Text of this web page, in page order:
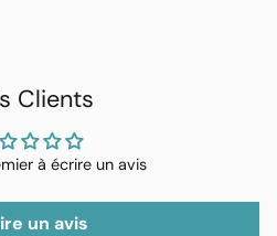
Clients
à écrire un avis
un avis